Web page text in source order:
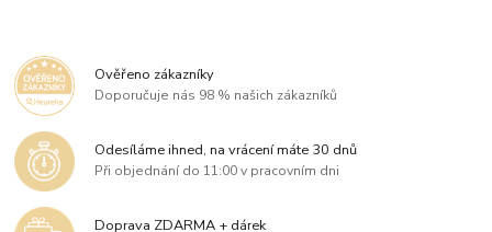
Ověřeno zákazníky
Doporučuje nás 98 % našich zákazníků
Odesíláme ihned, na vrácení máte 30 dnů
Při objednání do 11:00 v pracovním dni
Doprava ZDARMA + dárek